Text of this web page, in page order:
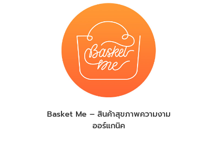
Basket Me – สินค้าสุขภาพความงาม
ออร์แกนิค